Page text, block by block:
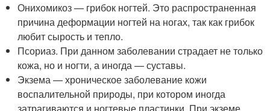
Онихомикоз — грибок ногтей. Это распространенная
причина деформации ногтей на ногах, так как грибок
любит сырость и тепло.
Псориаз. При данном заболевании страдает не только
кожа, но и ногти, а иногда — суставы.
Экзема — хроническое заболевание кожи
воспалительной природы, при котором иногда